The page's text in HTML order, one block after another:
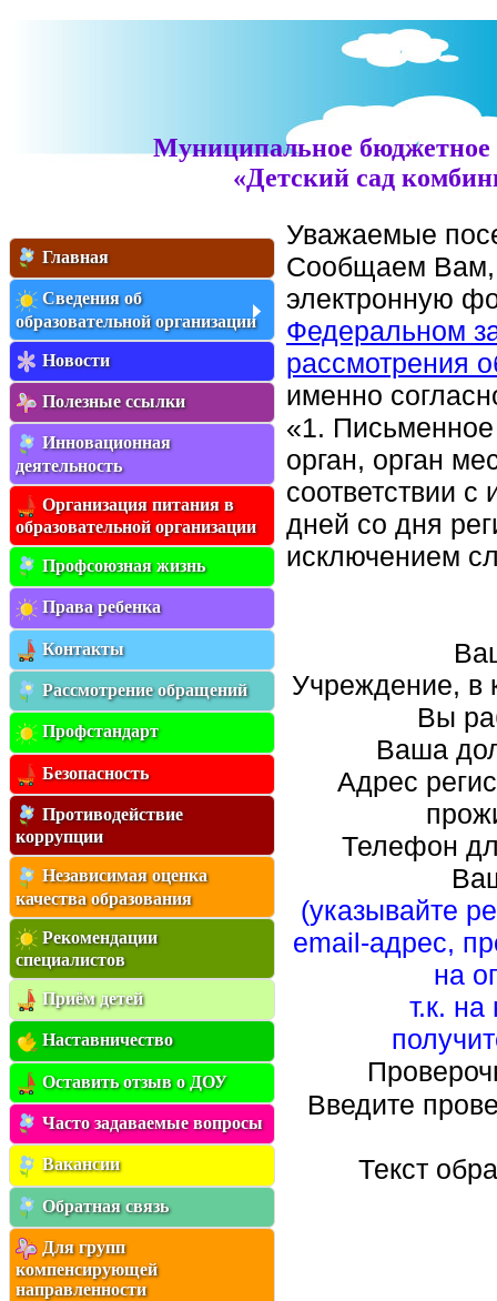
Муниципальное бюджетное
«Детский сад
Главная
Сведения об
образовательной организации
Новости
Полезные ссылки
Инновационная
деятельность
Организация питания в
образовательной организации
Профсоюзная жизнь
Права ребенка
Контакты
Рассмотрение обращений
Профстандарт
Безопасность
Противодействие
коррупции
Независимая оценка
качества образования
Рекомендации
специалистов
Приём детей
Наставничество
Оставить отзыв о ДОУ
Часто задаваемые вопросы
Вакансии
Обратная связь
Для групп
компенсирующей
направленности
Уважаемые
Сообщаем Вам,
электронную
Федеральном
рассмотрения
именно
«1.
орган, орган
соответствии
дней со дня
исключением
Учреждение, в
Вы
Ваша
Адрес
Телефон
(указывайте
email-адрес,
на
т.к.
Введите
Текст